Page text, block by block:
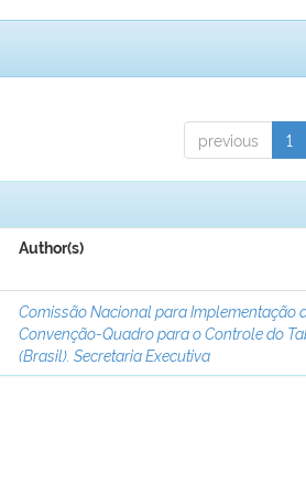
previous 1
Author(s)
Comissão Nacional para Implementação
Convenção-Quadro para o Controle do
(Brasil). Secretaria Executiva